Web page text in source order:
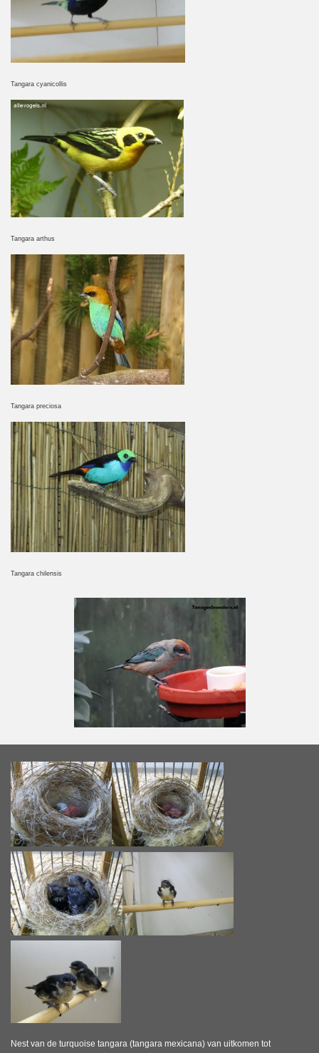
Tangara cyanicollis
Tangara arthus
Tangara preciosa
Tangara chilensis
Nest van de turquoise tangara (tangara mexicana) van uitkomen tot